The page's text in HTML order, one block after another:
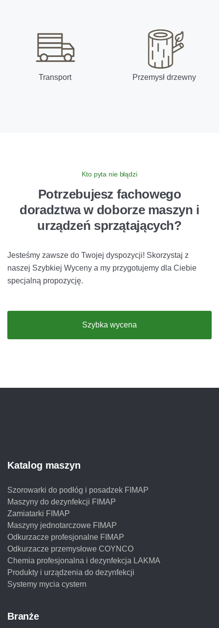
Transport Przemysł drzewny
Kto pyta nie błądzi
Potrzebujesz fachowego
doradztwaw doborze maszyn i
urządzeń sprzątających?
Jesteśmy zawsze do Twojej dyspozycji! Skorzystaj z
naszej Szybkiej Wyceny a my przygotujemy dla Ciebie
specjalną propozycję.
Szybka wycena
Katalog maszyn
Szorowarki do podłóg i posadzek FIMAP
Maszyny do dezynfekcji FIMAP
Zamiatarki FIMAP
Maszyny jednotarczowe FIMAP
Odkurzacze profesjonalne FIMAP
Odkurzacze przemysłowe COYNCO
Chemia profesjonalna i dezynfekcja LAKMA
Produkty i urządzenia do dezynfekcji
Systemy mycia cystern
Branże